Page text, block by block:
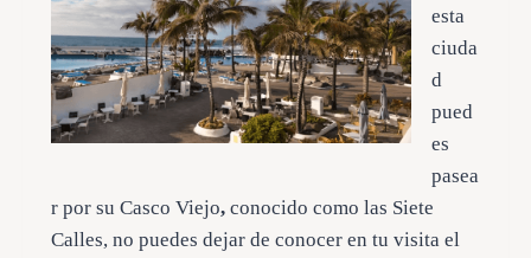
esta
ciuda
d
pued
es
pasea
r por su Casco Viejo,conocido como las Siete
Calles, no puedes dejar de conocer en tu visita el